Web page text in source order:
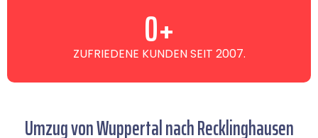
ZUFRIEDENE KUNDEN SEIT 2007.
0+
Umzug von Wuppertal nach Recklinghausen